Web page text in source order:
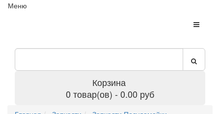
Меню
Корзина
0 товар(ов) - 0.00 руб